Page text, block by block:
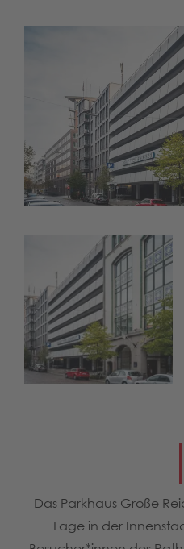
Das Parkhaus Große
Lage in der